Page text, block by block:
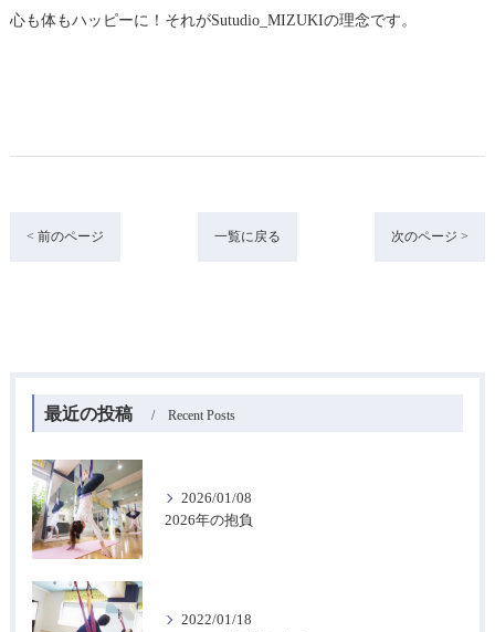
心も体もハッピーに！それがSutudio_MIZUKIの理念です。
< 前のページ 一覧に戻る 次のページ >
最近の投稿 Recent Posts
2026/01/08
2026年の抱負
2022/01/18